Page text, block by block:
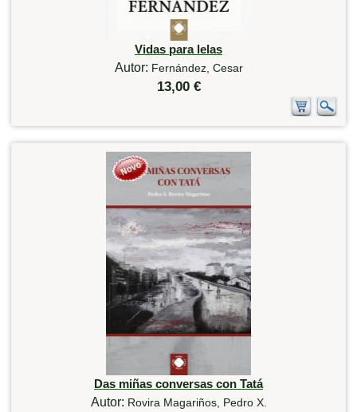
Vidas para lelas
Autor: Fernández, Cesar
13,00 €
Das miñas conversas con Tatá
Autor: Rovira Magariños, Pedro X.